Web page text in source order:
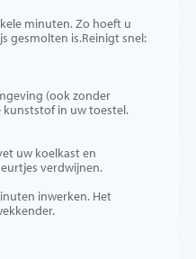
minuten. Zo hoeft u
gesmolten is.Reinigt snel:
(ook zonder
kunststof in uw toestel.
uw koelkast en
verdwijnen.
inwerken. Het